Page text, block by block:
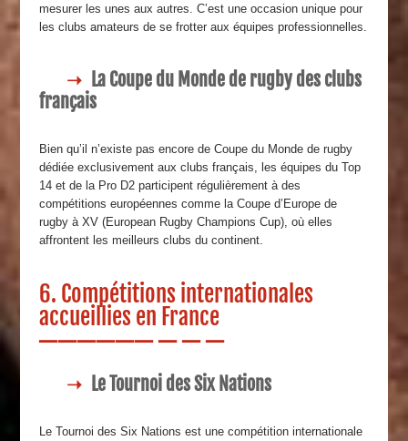
mesurer les unes aux autres. C’est une occasion unique pour
les clubs amateurs de se frotter aux équipes professionnelles.
La Coupe du Monde de rugby des clubs
français
Bien qu’il n’existe pas encore de Coupe du Monde de rugby
dédiée exclusivement aux clubs français, les équipes du Top
14 et de la Pro D2 participent régulièrement à des
compétitions européennes comme la Coupe d’Europe de
rugby à XV (European Rugby Champions Cup), où elles
affrontent les meilleurs clubs du continent.
6. Compétitions internationales
accueillies en France
Le Tournoi des Six Nations
Le Tournoi des Six Nations est une compétition internationale